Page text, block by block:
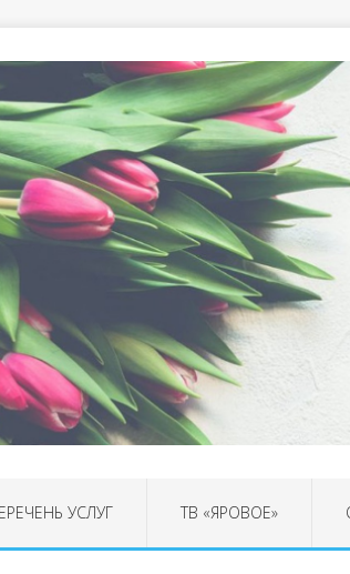
УСЛУГ ТВ «ЯРОВОЕ»